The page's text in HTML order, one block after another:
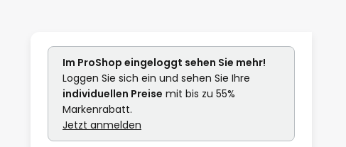
Im ProShop eingeloggt sehen Sie mehr!
Loggen Sie sich ein und sehen Sie Ihre
individuellen Preise mit bis zu 55%
Markenrabatt.
Jetzt anmelden